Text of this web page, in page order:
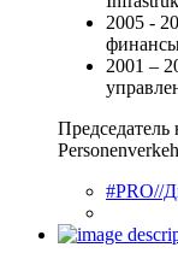
2005 -
2001 –
Председатель
#PRO//